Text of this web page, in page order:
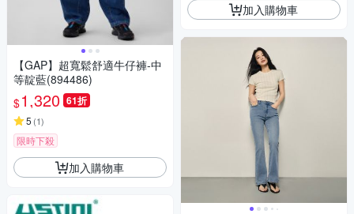
【GAP】超寬鬆舒適牛仔褲-中
等靛藍(894486)
$1,320 61折
5 (1)
限時下殺
加入購物車
加入購物車